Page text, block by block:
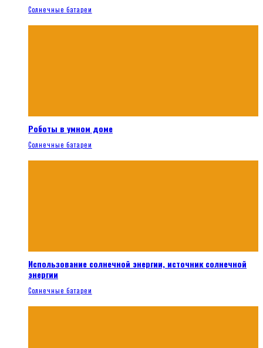
Солнечные батареи
Роботы в умном доме
Солнечные батареи
Использование солнечной энергии, источник солнечной
энергии
Солнечные батареи